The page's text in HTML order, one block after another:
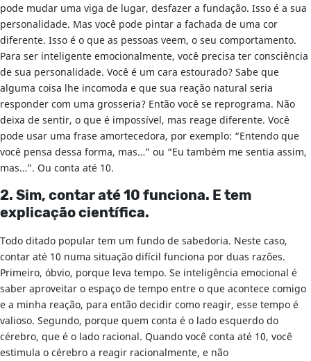
pode mudar uma viga de lugar, desfazer a fundação. Isso é a sua
personalidade. Mas você pode pintar a fachada de uma cor
diferente. Isso é o que as pessoas veem, o seu comportamento.
Para ser inteligente emocionalmente, você precisa ter consciência
de sua personalidade. Você é um cara estourado? Sabe que
alguma coisa lhe incomoda e que sua reação natural seria
responder com uma grosseria? Então você se reprograma. Não
deixa de sentir, o que é impossível, mas reage diferente. Você
pode usar uma frase amortecedora, por exemplo: “Entendo que
você pensa dessa forma, mas…” ou “Eu também me sentia assim,
mas…”. Ou conta até 10.
2. Sim, contar até 10 funciona. E tem
explicação científica.
Todo ditado popular tem um fundo de sabedoria. Neste caso,
contar até 10 numa situação difícil funciona por duas razões.
Primeiro, óbvio, porque leva tempo. Se inteligência emocional é
saber aproveitar o espaço de tempo entre o que acontece comigo
e a minha reação, para então decidir como reagir, esse tempo é
valioso. Segundo, porque quem conta é o lado esquerdo do
cérebro, que é o lado racional. Quando você conta até 10, você
estimula o cérebro a reagir racionalmente, e não